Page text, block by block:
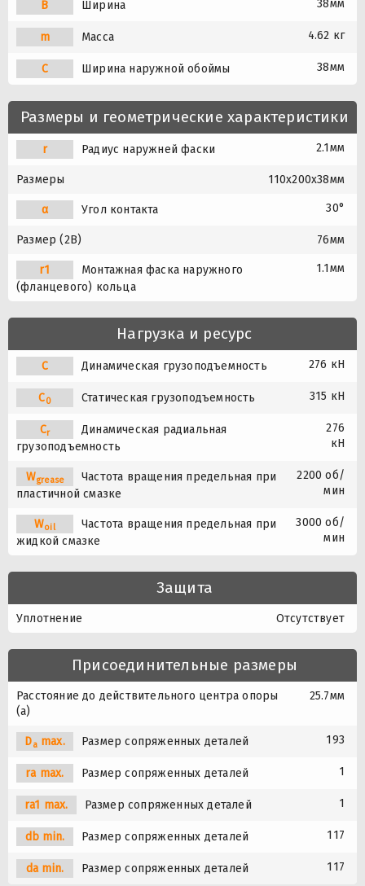
B Ширина 38мм
m Масса 4.62 кг
C Ширина наружной обоймы 38мм
Размеры и геометрические характеристики
r Радиус наружней фаски 2.1мм
Размеры 110x200x38мм
α Угол контакта 30°
Размер (2B) 76мм
r1
Монтажная фаска наружного
(фланцевого) кольца
1.1мм
Нагрузка и ресурс
C Динамическая грузоподъемность 276 кН
C0 Статическая грузоподъемность 315 кН
Cr
Динамическая радиальная
грузоподъемность
276
кН
Wgrease
Частота вращения предельная при
пластичной смазке
2200 об/
мин
Woil
Частота вращения предельная при
жидкой смазке
3000 об/
мин
Защита
Уплотнение Отсутствует
Присоединительные размеры
Расстояние до действительного центра опоры
(a)
25.7мм
Damax. Размер сопряженных деталей 193
ra max. Размер сопряженных деталей 1
ra1 max. Размер сопряженных деталей 1
db min. Размер сопряженных деталей 117
da min. Размер сопряженных деталей 117